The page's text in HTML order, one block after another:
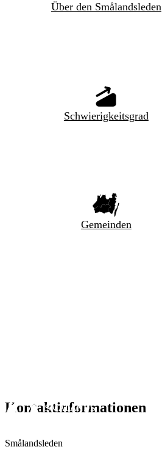
Über den Smålandsleden
Schwierigkeitsgrad
Gemeinden
Kontaktinformationen
Smålandsleden